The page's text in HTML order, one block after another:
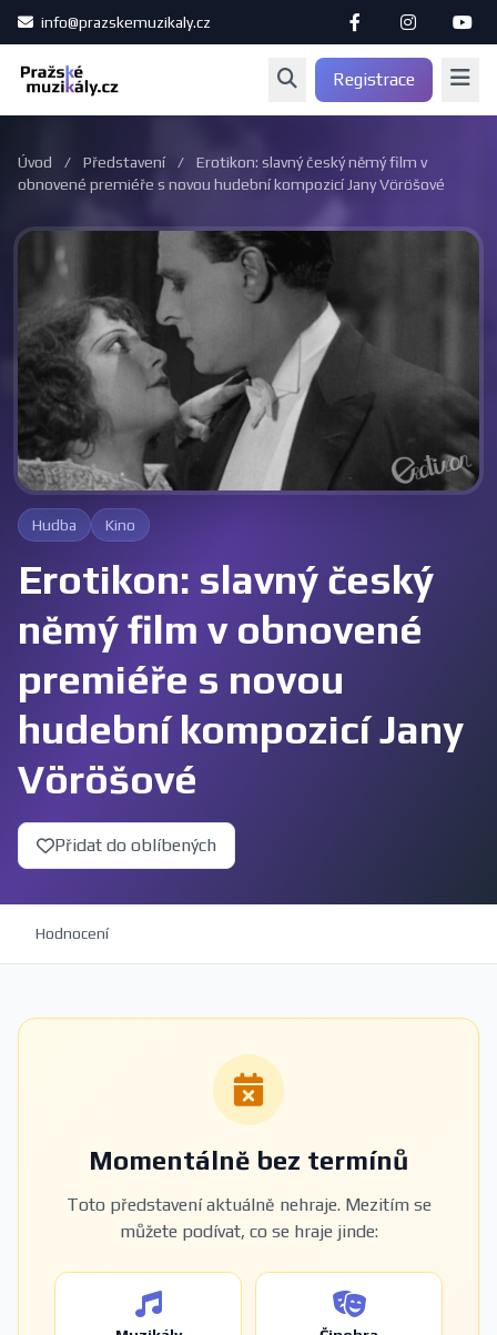
info@prazskemuzikaly.cz
Registrace
Úvod / Představení /
Erotikon: slavný český němý film v
obnovené premiéře s novou hudební kompozicí Jany Vöröšové
Hudba Kino
Erotikon: slavný český
němý film v obnovené
premiéře s novou
hudební kompozicí Jany
Vöröšové
Přidat do oblíbených
Hodnocení
Momentálně bez termínů
Toto představení aktuálně nehraje. Mezitím se
můžete podívat, co se hraje jinde: